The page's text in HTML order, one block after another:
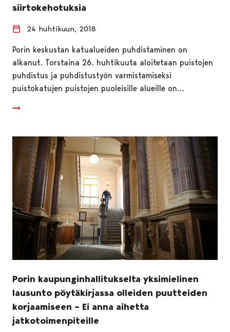
siirtokehotuksia
24 huhtikuun, 2018
Porin keskustan katualueiden puhdistaminen on
alkanut. Torstaina 26. huhtikuuta aloitetaan puistojen
puhdistus ja puhdistustyön varmistamiseksi
puistokatujen puistojen puoleisille alueille on…
Porin kaupunginhallitukselta yksimielinen
lausunto pöytäkirjassa olleiden puutteiden
korjaamiseen – Ei anna aihetta
jatkotoimenpiteille